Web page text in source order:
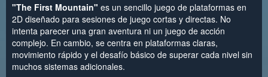
"The First Mountain" es un sencillo juego de plataformas en
2D diseñado para sesiones de juego cortas y directas. No
intenta parecer una gran aventura ni un juego de acción
complejo. En cambio, se centra en plataformas claras,
movimiento rápido y el desafío básico de superar cada nivel sin
muchos sistemas adicionales.